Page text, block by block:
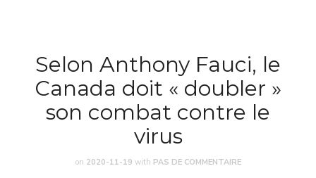
Selon Anthony Fauci, le
Canada doit « doubler »
son combat contre le
virus
on 2020-11-19 with PAS DE COMMENTAIRE